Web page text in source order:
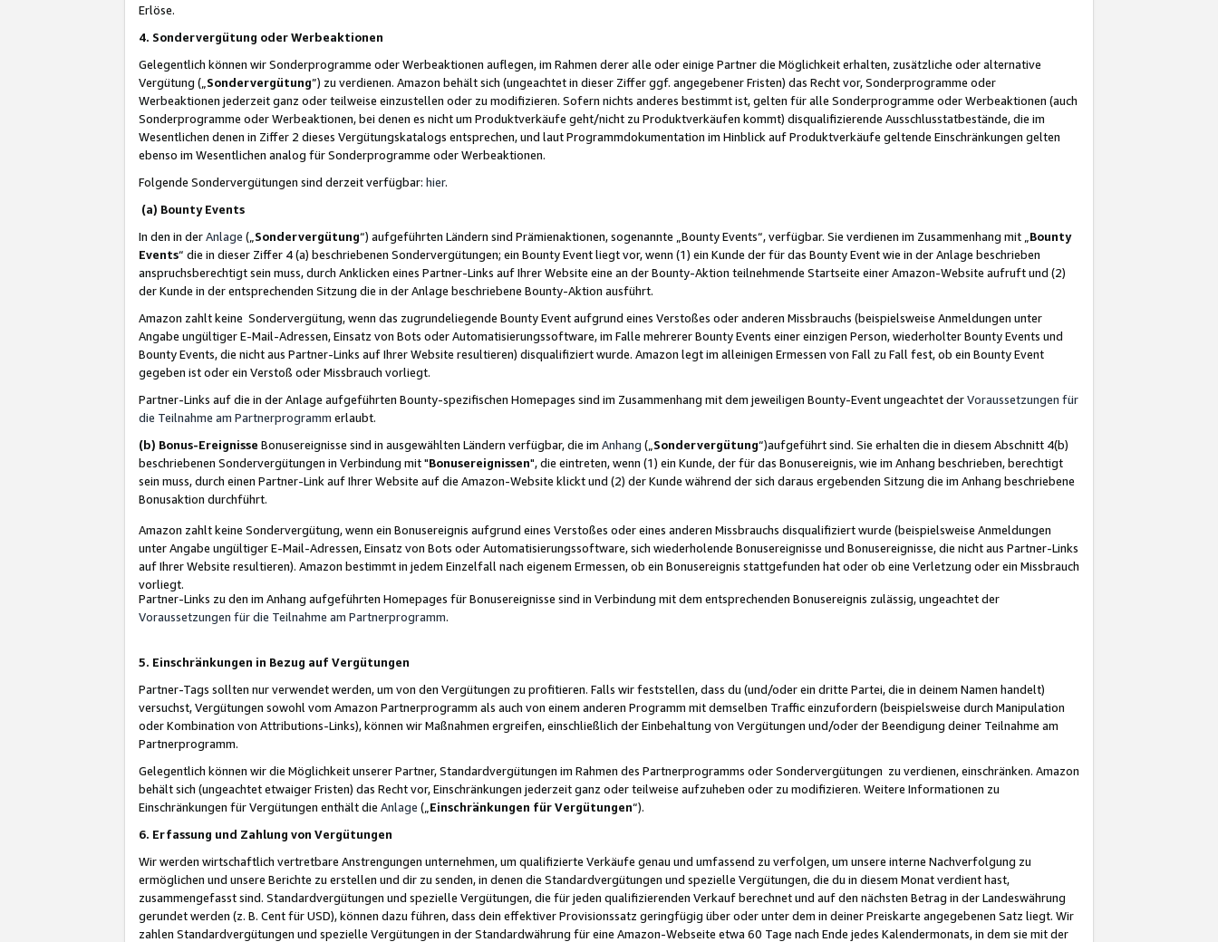
Erlöse.
4. Sondervergütung oder Werbeaktionen
Gelegentlich können wir Sonderprogramme oder Werbeaktionen auflegen, im Rahmen derer alle oder einige Partner die Möglichkeit erhalten, zusätzliche oder alternative
Vergütung („ Sondervergütung”) zu verdienen. Amazon behält sich (ungeachtet in dieser Ziffer ggf. angegebener Fristen) das Recht vor, Sonderprogramme oder
Werbeaktionen jederzeit ganz oder teilweise einzustellen oder zu modifizieren. Sofern nichts anderes bestimmt ist, gelten für alle Sonderprogramme oder Werbeaktionen (auch
Sonderprogramme oder Werbeaktionen, bei denen es nicht um Produktverkäufe geht/nicht zu Produktverkäufen kommt) disqualifizierende Ausschlusstatbestände, die im
Wesentlichen denen in Ziffer 2 dieses Vergütungskatalogs entsprechen, und laut Programmdokumentation im Hinblick auf Produktverkäufe geltende Einschränkungen gelten
ebenso im Wesentlichen analog für Sonderprogramme oder Werbeaktionen.
Folgende Sondervergütungen sind derzeit verfügbar: hier.
(a) Bounty Events
In den in derAnlage („ Sondervergütung“) aufgeführten Ländern sind Prämienaktionen, sogenannte „Bounty Events“, verfügbar. Sie verdienen im Zusammenhang mit „ Bounty
Events“ die in dieser Ziffer 4 (a) beschriebenen Sondervergütungen; ein Bounty Event liegt vor, wenn (1) ein Kunde der für das Bounty Event wie in der Anlage beschrieben
anspruchsberechtigt sein muss, durch Anklicken eines Partner-Links auf Ihrer Website eine an der Bounty-Aktion teilnehmende Startseite einer Amazon-Website aufruft und (2)
der Kunde in der entsprechenden Sitzung die in der Anlage beschriebene Bounty-Aktion ausführt.
Amazon zahlt keine Sondervergütung, wenn das zugrundeliegende Bounty Event aufgrund eines Verstoßes oder anderen Missbrauchs (beispielsweise Anmeldungen unter
Angabe ungültiger E-Mail-Adressen, Einsatz von Bots oder Automatisierungssoftware, im Falle mehrerer Bounty Events einer einzigen Person, wiederholter Bounty Events und
Bounty Events, die nicht aus Partner-Links auf Ihrer Website resultieren) disqualifiziert wurde. Amazon legt im alleinigen Ermessen von Fall zu Fall fest, ob ein Bounty Event
gegeben ist oder ein Verstoß oder Missbrauch vorliegt.
Partner-Links auf die in der Anlage aufgeführten Bounty-spezifischen Homepages sind im Zusammenhang mit dem jeweiligen Bounty-Event ungeachtet derVoraussetzungen für
die Teilnahme am Partnerprogramm erlaubt.
(b) Bonus-Ereignisse Bonusereignisse sind in ausgewählten Ländern verfügbar, die im Anhang („ Sondervergütung“)aufgeführt sind. Sie erhalten die in diesem Abschnitt 4(b)
beschriebenen Sondervergütungen in Verbindung mit "Bonusereignissen", die eintreten, wenn (1) ein Kunde, der für das Bonusereignis, wie im Anhang beschrieben, berechtigt
sein muss, durch einen Partner-Link auf Ihrer Website auf die Amazon-Website klickt und (2) der Kunde während der sich daraus ergebenden Sitzung die im Anhang beschriebene
Bonusaktion durchführt.
Amazon zahlt keine Sondervergütung, wenn ein Bonusereignis aufgrund eines Verstoßes oder eines anderen Missbrauchs disqualifiziert wurde (beispielsweise Anmeldungen
unter Angabe ungültiger E-Mail-Adressen, Einsatz von Bots oder Automatisierungssoftware, sich wiederholende Bonusereignisse und Bonusereignisse, die nicht aus Partner-Links
auf Ihrer Website resultieren). Amazon bestimmt in jedem Einzelfall nach eigenem Ermessen, ob ein Bonusereignis stattgefunden hat oder ob eine Verletzung oder ein Missbrauch
vorliegt.
Partner-Links zu den im Anhang aufgeführten Homepages für Bonusereignisse sind in Verbindung mit dem entsprechenden Bonusereignis zulässig, ungeachtet der
Voraussetzungen für die Teilnahme am Partnerprogramm.
5. Einschränkungen in Bezug auf Vergütungen
Partner-Tags sollten nur verwendet werden, um von den Vergütungen zu profitieren. Falls wir feststellen, dass du (und/oder ein dritte Partei, die in deinem Namen handelt)
versuchst, Vergütungen sowohl vom Amazon Partnerprogramm als auch von einem anderen Programm mit demselben Traffic einzufordern (beispielsweise durch Manipulation
oder Kombination von Attributions-Links), können wir Maßnahmen ergreifen, einschließlich der Einbehaltung von Vergütungen und/oder der Beendigung deiner Teilnahme am
Partnerprogramm.
Gelegentlich können wir die Möglichkeit unserer Partner, Standardvergütungen im Rahmen des Partnerprogramms oder Sondervergütungen zu verdienen, einschränken. Amazon
behält sich (ungeachtet etwaiger Fristen) das Recht vor, Einschränkungen jederzeit ganz oder teilweise aufzuheben oder zu modifizieren. Weitere Informationen zu
Einschränkungen für Vergütungen enthält die Anlage („ Einschränkungen für Vergütungen“).
6. Erfassung und Zahlung von Vergütungen
Wir werden wirtschaftlich vertretbare Anstrengungen unternehmen, um qualifizierte Verkäufe genau und umfassend zu verfolgen, um unsere interne Nachverfolgung zu
ermöglichen und unsere Berichte zu erstellen und dir zu senden, in denen die Standardvergütungen und spezielle Vergütungen, die du in diesem Monat verdient hast,
zusammengefasst sind. Standardvergütungen und spezielle Vergütungen, die für jeden qualifizierenden Verkauf berechnet und auf den nächsten Betrag in der Landeswährung
gerundet werden (z. B. Cent für USD), können dazu führen, dass dein effektiver Provisionssatz geringfügig über oder unter dem in deiner Preiskarte angegebenen Satz liegt. Wir
zahlen Standardvergütungen und spezielle Vergütungen in der Standardwährung für eine Amazon-Webseite etwa 60 Tage nach Ende jedes Kalendermonats, in dem sie mit der